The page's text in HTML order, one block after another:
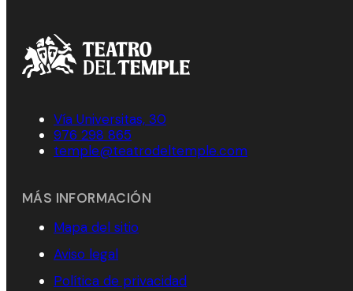
Vía Universitas, 30
976 298 865
temple@teatrodeltemple.com
MÁS INFORMACIÓN
Mapa del sitio
Aviso legal
Política de privacidad